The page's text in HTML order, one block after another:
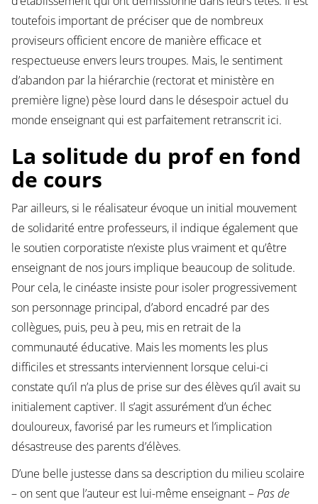
toutefois important de préciser que de nombreux
proviseurs officient encore de manière efficace et
respectueuse envers leurs troupes. Mais, le sentiment
d’abandon par la hiérarchie (rectorat et ministère en
première ligne) pèse lourd dans le désespoir actuel du
monde enseignant qui est parfaitement retranscrit ici.
La solitude du prof en fond
de cours
Par ailleurs, si le réalisateur évoque un initial mouvement
de solidarité entre professeurs, il indique également que
le soutien corporatiste n’existe plus vraiment et qu’être
enseignant de nos jours implique beaucoup de solitude.
Pour cela, le cinéaste insiste pour isoler progressivement
son personnage principal, d’abord encadré par des
collègues, puis, peu à peu, mis en retrait de la
communauté éducative. Mais les moments les plus
difficiles et stressants interviennent lorsque celui-ci
constate qu’il n’a plus de prise sur des élèves qu’il avait su
initialement captiver. Il s’agit assurément d’un échec
douloureux, favorisé par les rumeurs et l’implication
désastreuse des parents d’élèves.
D’une belle justesse dans sa description du milieu scolaire
– on sent que l’auteur est lui-même enseignant –Pas de